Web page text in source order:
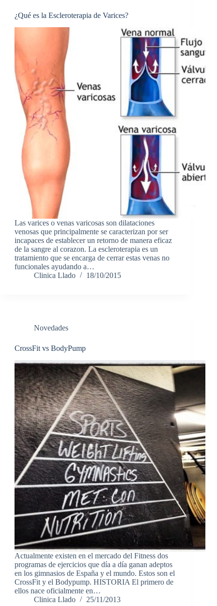
¿Qué es la Escleroterapia de Varices?
Las varices o venas varicosas son dilataciones
venosas que principalmente se caracterizan por ser
incapaces de establecer un retorno de manera eficaz
de la sangre al corazon. La escleroterapia es un
tratamiento que se encarga de cerrar estas venas no
funcionales ayudando a…
Clinica Llado
18/10/2015
Novedades
CrossFit vs BodyPump
Actualmente existen en el mercado del Fitness dos
programas de ejercicios que día a día ganan adeptos
en los gimnasios de España y el mundo. Estos son el
CrossFit y el Bodypump. HISTORIA El primero de
ellos nace oficialmente en…
Clinica Llado
25/11/2013